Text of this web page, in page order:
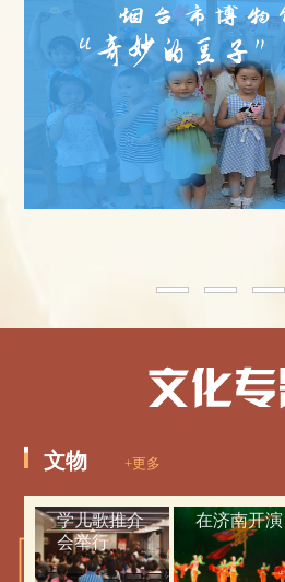
文物 +更多
“古意新
曲”原创国
学儿歌推介
会举行
秀作品展演
在济南开演